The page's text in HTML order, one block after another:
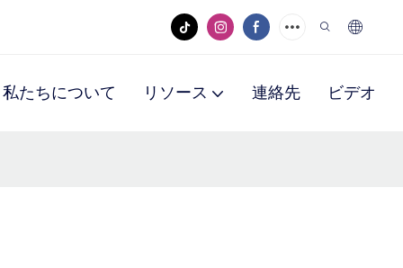
私たちについて リソース 連絡先 ビデオ